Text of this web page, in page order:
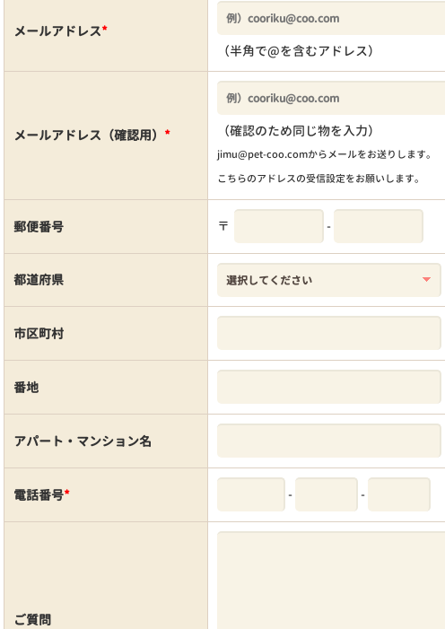
メールアドレス*
（半角で@を含むアドレス）
メールアドレス（確認用） * （確認のため同じ物を入力）
jimu@pet-coo.comからメールをお送りします。
こちらのアドレスの受信設定をお願いします。
郵便番号 〒 -
都道府県
市区町村
番地
アパート・マンション名
電話番号* - -
ご質問